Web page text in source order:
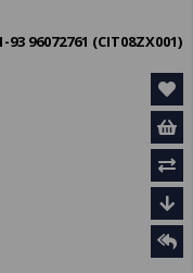
93 96072761 (CIT08ZX001)